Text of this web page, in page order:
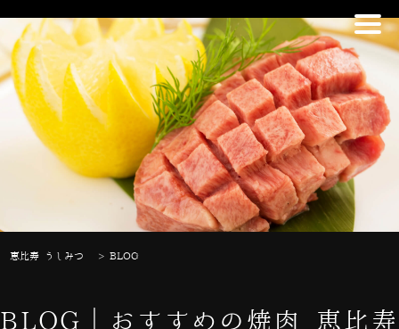
恵比寿 うしみつ >BLOG
BLOG｜おすすめの焼肉 恵比寿